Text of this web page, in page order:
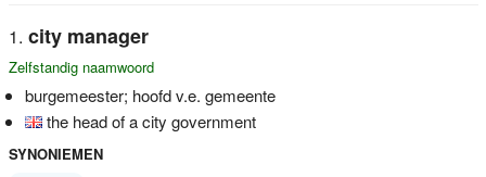
city manager
Zelfstandig naamwoord
burgemeester; hoofd v.e. gemeente
the head of a city government
SYNONIEMEN